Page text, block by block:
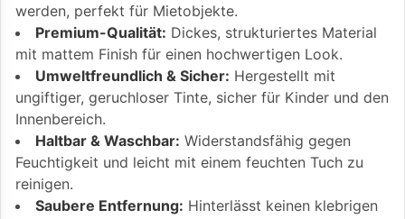
werden, perfekt für Mietobjekte.
Premium-Qualität: Dickes, strukturiertes Material
mit mattem Finish für einen hochwertigen Look.
Umweltfreundlich & Sicher: Hergestellt mit
ungiftiger, geruchloser Tinte, sicher für Kinder und den
Innenbereich.
Haltbar & Waschbar: Widerstandsfähig gegen
Feuchtigkeit und leicht mit einem feuchten Tuch zu
reinigen.
Saubere Entfernung: Hinterlässt keinen klebrigen